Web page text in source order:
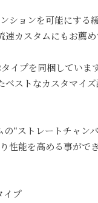
ションを可能にする
速カスタムにもお薦め
イプを同梱していま
ベストなカスタマイ
の“ストレートチャン
性能を高める事がで
イプ